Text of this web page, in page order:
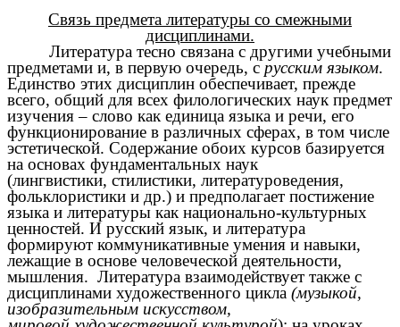
Связь предмета литературы со смежными
дисциплинами.
Литература тесно связана с другими учебными
предметами и, в первую очередь, срусским языком.
Единство этих дисциплин обеспечивает, прежде
всего, общий для всех филологических наук предмет
изучения – слово как единица языка и речи, его
функционирование в различных сферах, в том числе
эстетической. Содержание обоих курсов базируется
на основах фундаментальных наук
(лингвистики, стилистики, литературоведения,
фольклористики и др.) и предполагает постижение
языка и литературы как национально-культурных
ценностей. И русский язык, и литература
формируют коммуникативные умения и навыки,
лежащие в основе человеческой деятельности,
мышления. Литература взаимодействует также с
дисциплинами художественного цикла (музыкой,
изобразительным искусством,